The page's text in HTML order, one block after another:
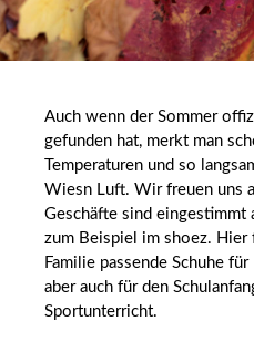
Auch wenn der Sommer
gefunden hat, merkt man
Temperaturen und so
Wiesn Luft. Wir freuen uns
Geschäfte sind
zum Beispiel im shoez. Hier
Familie passende Schuhe
aber auch für den
Sportunterricht.